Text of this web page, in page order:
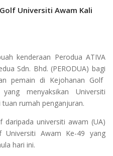
Universiti Awam Kali
kenderaan Perodua ATIVA
Sdn. Bhd. (PERODUA) bagi
pemain di Kejohanan Golf
menyaksikan Universiti
rumah penganjuran.
universiti awam (UA)
Universiti Awam Ke-49 yang
hari ini.